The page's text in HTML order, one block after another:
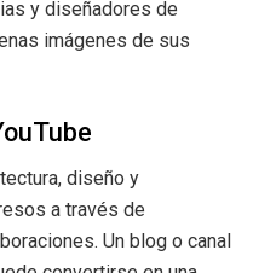
y diseñadores de
imágenes de sus
diseño y
a través de
Un blog o canal